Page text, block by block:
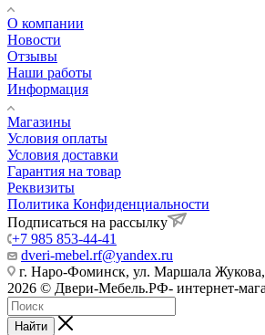
О компании
Новости
Отзывы
Наши работы
Информация
Магазины
Условия оплаты
Условия доставки
Гарантия на товар
Реквизиты
Политика Конфиденциальности
Подписаться на рассылку
+7 985 853-44-41
dveri-mebel.rf@yandex.ru
г. Наро-Фоминск, ул. Маршала
2026 © Двери-Мебель.РФ- интернет-
Найти